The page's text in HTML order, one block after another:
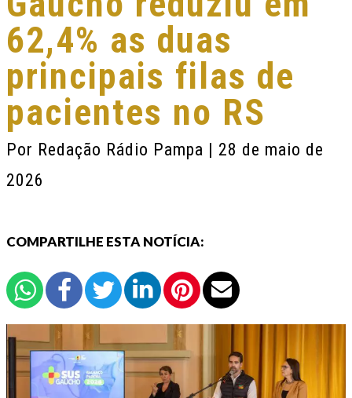
62,4% as duas
principais filas de
pacientes no RS
Por Redação Rádio Pampa | 28 de maio de
2026
COMPARTILHE ESTA NOTÍCIA: